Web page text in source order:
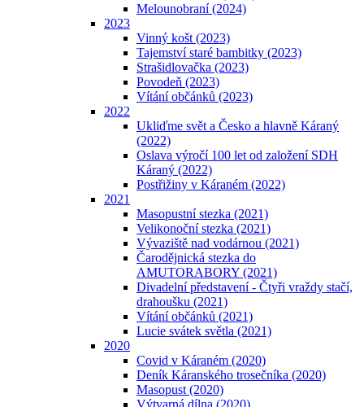
Melounobraní (2024)
2023
Vinný košt (2023)
Tajemství staré bambitky (2023)
Strašidlovačka (2023)
Povodeň (2023)
Vítání občánků (2023)
2022
Ukliďme svět a Česko a hlavně Káraný
(2022)
Oslava výročí 100 let od založení SDH
Káraný (2022)
Postřižiny v Káraném (2022)
2021
Masopustní stezka (2021)
Velikonoční stezka (2021)
Vývaziště nad vodárnou (2021)
Čarodějnická stezka do
AMUTORABORY (2021)
Divadelní představení - Čtyři vraždy stačí,
drahoušku (2021)
Vítání občánků (2021)
Lucie svátek světla (2021)
2020
Covid v Káraném (2020)
Deník Káranského trosečníka (2020)
Masopust (2020)
Výtvarná dílna (2020)